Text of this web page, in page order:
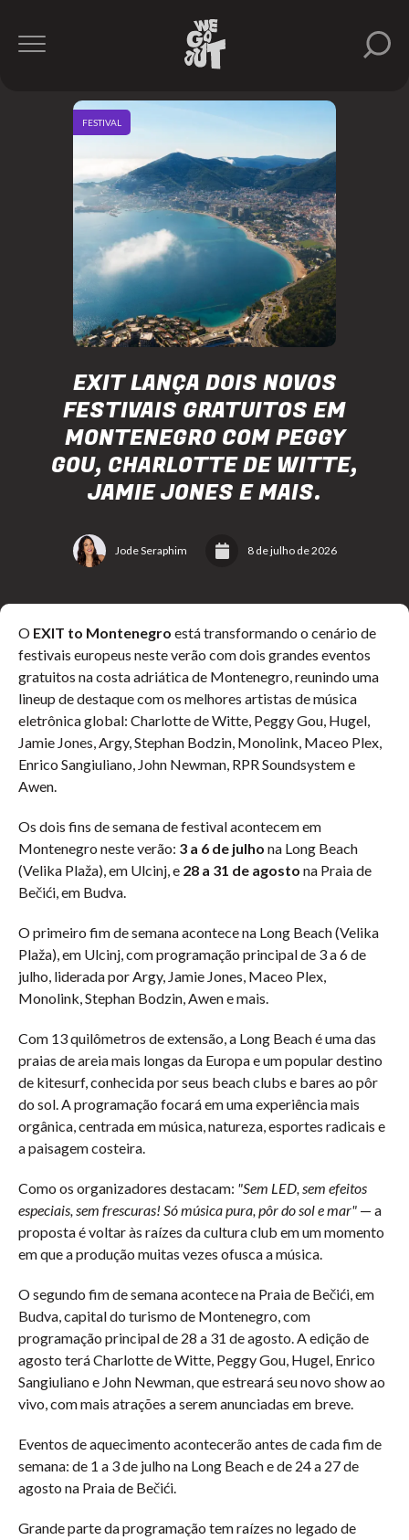
EXIT LANÇA DOIS NOVOS
FESTIVAIS GRATUITOS EM
MONTENEGRO COM PEGGY
GOU, CHARLOTTE DE WITTE,
JAMIE JONES E MAIS.
Jode Seraphim 8 de julho de 2026
FESTIVAL
O EXIT to Montenegro está transformando o cenário de
festivais europeus neste verão com dois grandes eventos
gratuitos na costa adriática de Montenegro, reunindo uma
lineup de destaque com os melhores artistas de música
eletrônica global: Charlotte de Witte, Peggy Gou, Hugel,
Jamie Jones, Argy, Stephan Bodzin, Monolink, Maceo Plex,
Enrico Sangiuliano, John Newman, RPR Soundsystem e
Awen.
Os dois fins de semana de festival acontecem em
Montenegro neste verão: 3 a 6 de julho na Long Beach
(Velika Plaža), em Ulcinj, e 28 a 31 de agosto na Praia de
Bečići, em Budva.
O primeiro fim de semana acontece na Long Beach (Velika
Plaža), em Ulcinj, com programação principal de 3 a 6 de
julho, liderada por Argy, Jamie Jones, Maceo Plex,
Monolink, Stephan Bodzin, Awen e mais.
Com 13 quilômetros de extensão, a Long Beach é uma das
praias de areia mais longas da Europa e um popular destino
de kitesurf, conhecida por seus beach clubs e bares ao pôr
do sol. A programação focará em uma experiência mais
orgânica, centrada em música, natureza, esportes radicais e
a paisagem costeira.
Como os organizadores destacam: "Sem LED, sem efeitos
especiais, sem frescuras! Só música pura, pôr do sol e mar" — a
proposta é voltar às raízes da cultura club em um momento
em que a produção muitas vezes ofusca a música.
O segundo fim de semana acontece na Praia de Bečići, em
Budva, capital do turismo de Montenegro, com
programação principal de 28 a 31 de agosto. A edição de
agosto terá Charlotte de Witte, Peggy Gou, Hugel, Enrico
Sangiuliano e John Newman, que estreará seu novo show ao
vivo, com mais atrações a serem anunciadas em breve.
Eventos de aquecimento acontecerão antes de cada fim de
semana: de 1 a 3 de julho na Long Beach e de 24 a 27 de
agosto na Praia de Bečići.
Grande parte da programação tem raízes no legado de